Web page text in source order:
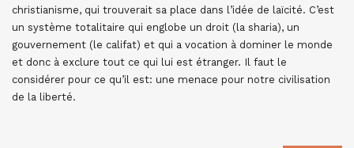
christianisme, qui trouverait sa place dans l’idée de laïcité. C’est
un système totalitaire qui englobe un droit (la sharia), un
gouvernement (le califat) et qui a vocation à dominer le monde
et donc à exclure tout ce qui lui est étranger. Il faut le
considérer pour ce qu’il est: une menace pour notre civilisation
de la liberté.